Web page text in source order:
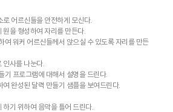
어르신들을 안전하게 모신다.
을 형성하여 자리를 만든다.
워커 어르신들께서 앉으실 수 있도록 자리를 만든
사를 나눈다.
프로그램에 대해서 설명을 드린다.
완성된 달력 만들기 샘플을 보여드린다.
기 위하여 음악을 틀어 드린다.